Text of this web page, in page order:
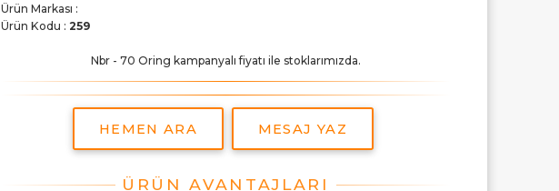
Ürün Markası :
Ürün Kodu : 259
Nbr - 70 Oring kampanyalı fiyatı ile stoklarımızda.
HEMEN ARA MESAJ YAZ